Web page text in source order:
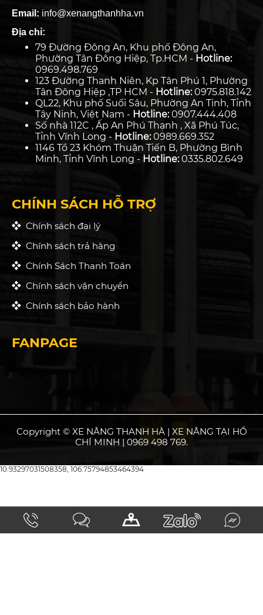
Email: info@xenangthanhha.vn
Địa chỉ:
79 Đường Đông An, Khu phố Đông An,
Phường Tân Đông Hiệp, Tp.HCM - Hotline:
0969.498.769
123 Đường Thanh Niên, Kp Tân Phú 1, Phường
Tân Đông Hiệp ,TP HCM - Hotline:0975.818.142
QL22, Khu phố Suối Sâu, Phường An Tịnh, Tỉnh
Tây Ninh, Việt Nam - Hotline:0907.444.408
Số nhà 112C , Ấp An Phú Thạnh , Xã Phú Túc,
Tỉnh Vĩnh Long - Hotline:0989.669.352
1146 Tổ 23 Khóm Thuận Tiến B, Phường Bình
Minh, Tỉnh Vĩnh Long - Hotline:0335.802.649
CHÍNH SÁCH HỖ TRỢ
Chính sách đại lý
Chính sách trả hàng
Chính Sách Thanh Toán
Chính sách vận chuyển
Chính sách bảo hành
FANPAGE
Copyright © XE NÂNG THANH HÀ | XE NÂNG TẠI HỒ
CHÍ MINH | 0969 498 769.
10.93297031508358, 106.75794853464394